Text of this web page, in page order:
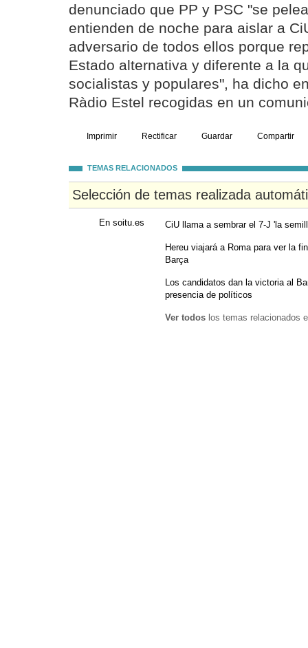
denunciado que PP y PSC "se
entienden de noche para aislar a
adversario de todos ellos porque
Estado alternativa y diferente a la
socialistas y populares", ha dicho
Ràdio Estel recogidas en un
Imprimir Rectificar Guardar Compartir
TEMAS RELACIONADOS
Selección de temas realizada
En soitu.es CiU llama a sembrar el 7-J 'la
Hereu viajará a Roma para ver la
Barça
Los candidatos dan la victoria al
presencia de políticos
Ver todos los temas relacionados